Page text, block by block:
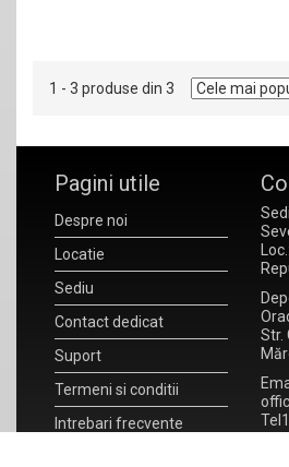
1 - 3 produse din 3
Pagini utile
Despre noi
Locatie
Sediu
Contact dedicat
Suport
Termeni si conditii
Intrebari frecvente
Str.